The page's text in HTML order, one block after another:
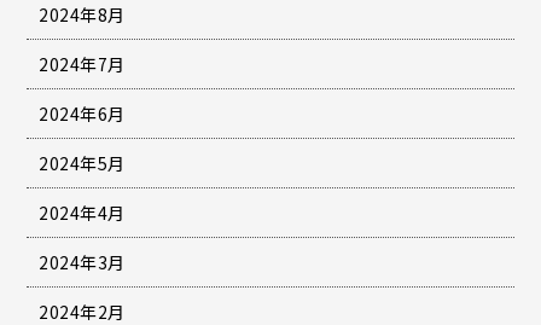
2024年8月
2024年7月
2024年6月
2024年5月
2024年4月
2024年3月
2024年2月